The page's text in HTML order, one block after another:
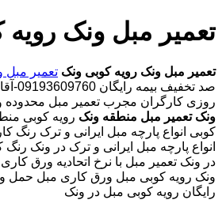
تعمیر مبل ونک
تعمیر مبل ونک رویه کوبی ونک تعمیر مبل
صد
روزی کارگران مجرب تعمیر مبل محدوده
ونک تعمیر مبل منطقه ونک رویه کوبی
کوبی انواع پارچه مبل ایرانی و ترک رنگ
انواع پارچه مبل ایرانی و ترک در ونک
در ونک تعمیر مبل با نرخ اتحادیه ورق
ونک رویه کوبی مبل ورق کاری مبل حمل و
رایگان رویه کوبی مبل در ونک